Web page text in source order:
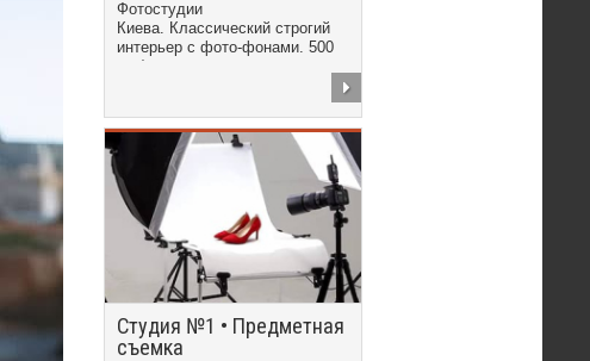
Фотостудии
Киева. Классический строгий
интерьер с фото-фонами. 500
грн/час
Студия №1 • Предметная
съемка